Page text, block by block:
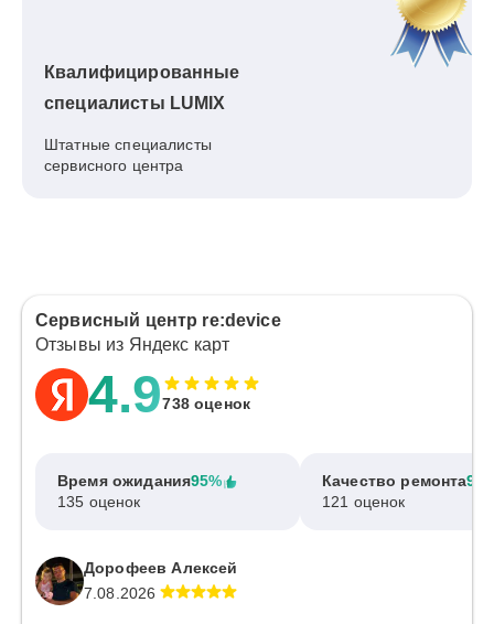
Квалифицированные
специалисты LUMIX
Штатные специалисты
сервисного центра
Сервисный центр re:device
Отзывы из Яндекс карт
4.9738 оценок
Время ожидания95%
135 оценок
Качество ремонта
121 оценок
Дорофеев Алексей
7.08.2026